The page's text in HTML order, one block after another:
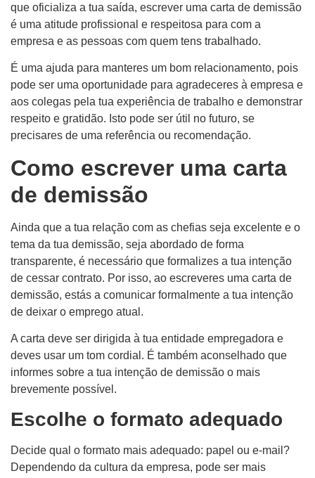
que oficializa a tua saída, escrever uma carta de demissão
é uma atitude profissional e respeitosa para com a
empresa e as pessoas com quem tens trabalhado.
É uma ajuda para manteres um bom relacionamento, pois
pode ser uma oportunidade para agradeceres à empresa e
aos colegas pela tua experiência de trabalho e demonstrar
respeito e gratidão. Isto pode ser útil no futuro, se
precisares de uma referência ou recomendação.
Como escrever uma carta
de demissão
Ainda que a tua relação com as chefias seja excelente e o
tema da tua demissão, seja abordado de forma
transparente, é necessário que formalizes a tua intenção
de cessar contrato. Por isso, ao escreveres uma carta de
demissão, estás a comunicar formalmente a tua intenção
de deixar o emprego atual.
A carta deve ser dirigida à tua entidade empregadora e
deves usar um tom cordial. É também aconselhado que
informes sobre a tua intenção de demissão o mais
brevemente possível.
Escolhe o formato adequado
Decide qual o formato mais adequado: papel ou e-mail?
Dependendo da cultura da empresa, pode ser mais